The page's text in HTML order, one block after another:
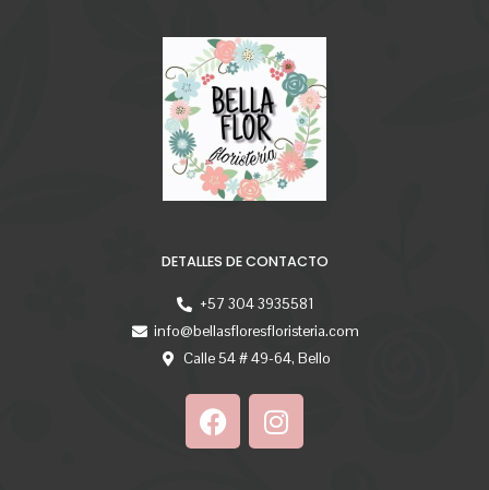
DETALLES DE CONTACTO
+57 304 3935581
info@bellasfloresfloristeria.com
Calle 54 # 49-64, Bello